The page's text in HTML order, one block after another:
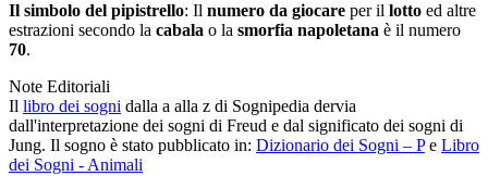
Il simbolo del pipistrello: Il numero da giocare per il lotto ed altre
estrazioni secondo la cabala o la smorfia napoletana è il numero
70.
Note Editoriali
Il libro dei sogni dalla a alla z di Sognipedia dervia
dall'interpretazione dei sogni di Freud e dal significato dei sogni di
Jung. Il sogno è stato pubblicato in: Dizionario dei Sogni – Pe Libro
dei Sogni - Animali